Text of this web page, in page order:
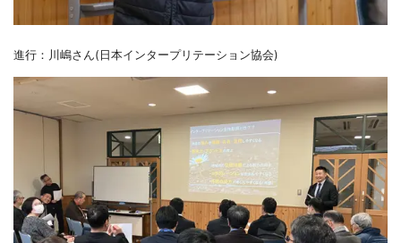
進行：川嶋さん(日本インタープリテーション協会)